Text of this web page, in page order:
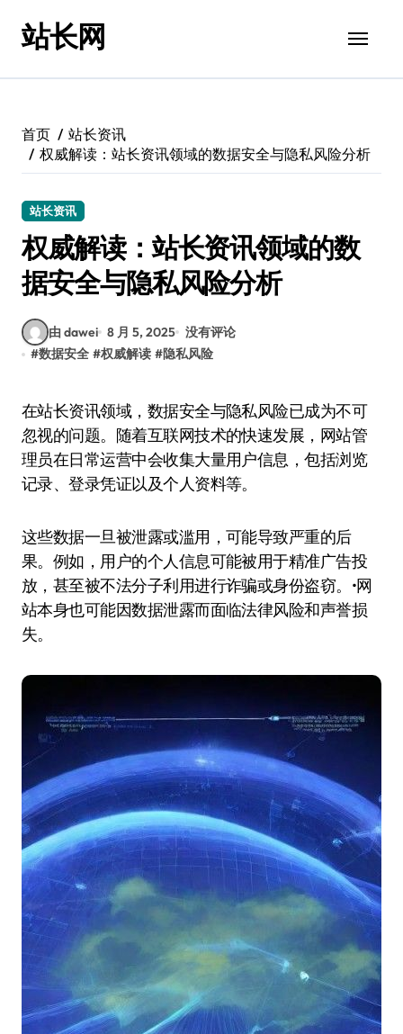
站长网
首页
站长资讯
权威解读：站长资讯领域的数据安全与隐私风险分析
站长资讯
权威解读：站长资讯领域的数
据安全与隐私风险分析
由 dawei 8 月 5, 2025 没有评论
#数据安全 #权威解读 #隐私风险
在站长资讯领域，数据安全与隐私风险已成为不可
忽视的问题。随着互联网技术的快速发展，网站管
理员在日常运营中会收集大量用户信息，包括浏览
记录、登录凭证以及个人资料等。
这些数据一旦被泄露或滥用，可能导致严重的后
果。例如，用户的个人信息可能被用于精准广告投
放，甚至被不法分子利用进行诈骗或身份盗窃。•网
站本身也可能因数据泄露而面临法律风险和声誉损
失。